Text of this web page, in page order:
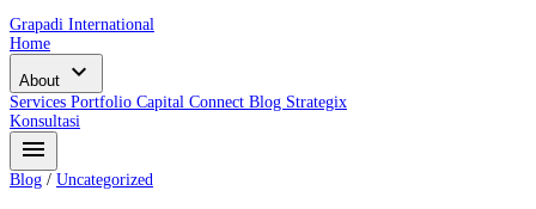
Grapadi International
Home
About expand_more
Services Portfolio Capital Connect Blog Strategix
Konsultasi
menu
Blog / Uncategorized